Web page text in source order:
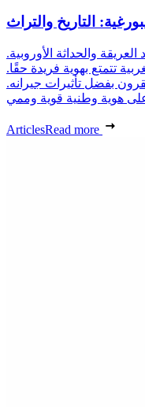
التاريخ والتراث
والحداثة الأوروبية.
تتمتع بهوية فريدة حقًا.
بفضل تأثيرات جيرانه.
ArticlesRead more